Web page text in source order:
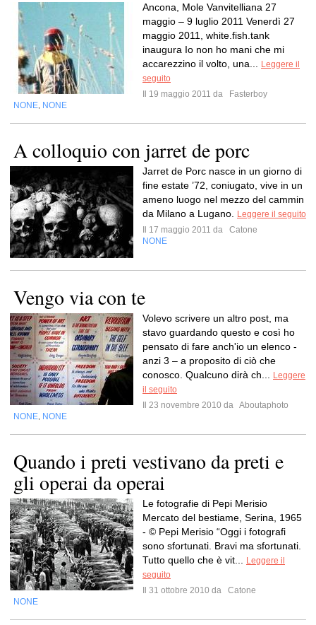
Ancona, Mole Vanvitelliana 27
maggio – 9 luglio 2011 Venerdì 27
maggio 2011, white.fish.tank
inaugura Io non ho mani che mi
accarezzino il volto, una...
Leggere il
seguito
Il 19 maggio 2011 da
Fasterboy
NONE NONE
A colloquio con jarret de porc
Jarret de Porc nasce in un giorno di
fine estate ’72, coniugato, vive in un
ameno luogo nel mezzo del cammin
da Milano a Lugano.
Leggere il seguito
Il 17 maggio 2011 da
Catone
NONE
Vengo via con te
Volevo scrivere un altro post, ma
stavo guardando questo e così ho
pensato di fare anch'io un elenco -
anzi 3 – a proposito di ciò che
conosco. Qualcuno dirà ch...
Leggere
il seguito
Il 23 novembre 2010 da Aboutaphoto
NONE NONE
Quando i preti vestivano da preti e
gli operai da operai
Le fotografie di Pepi Merisio
Mercato del bestiame, Serina, 1965
- © Pepi Merisio “Oggi i fotografi
sono sfortunati. Bravi ma sfortunati.
Tutto quello che è vit...
Leggere il
seguito
Il 31 ottobre 2010 da
Catone
NONE